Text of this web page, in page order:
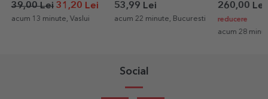
Floral beauty
39,00 Lei31,20 Lei
acum 13 minute, Vaslui
53,99 Lei
acum 22 minute, Bucuresti
pentru 2
turul cramei
260,00 Lei
reducere
acum 28
Social